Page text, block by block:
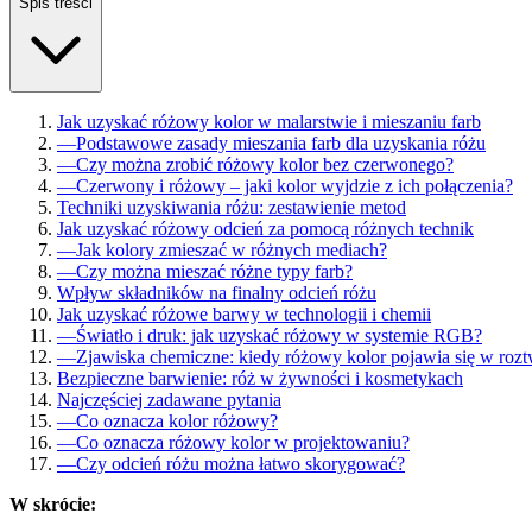
Jak uzyskać różowy kolor w malarstwie i mieszaniu farb
—Podstawowe zasady mieszania farb dla uzyskania różu
—Czy można zrobić różowy kolor bez czerwonego?
—Czerwony i różowy – jaki kolor wyjdzie z ich połączenia?
Techniki uzyskiwania różu: zestawienie metod
Jak uzyskać różowy odcień za pomocą różnych technik
—Jak kolory zmieszać w różnych mediach?
—Czy można mieszać różne typy farb?
Wpływ składników na finalny odcień różu
Jak uzyskać różowe barwy w technologii i chemii
—Światło i druk: jak uzyskać różowy w systemie RGB?
—Zjawiska chemiczne: kiedy różowy kolor pojawia się w
Bezpieczne barwienie: róż w żywności i kosmetykach
Najczęściej zadawane pytania
—Co oznacza kolor różowy?
—Co oznacza różowy kolor w projektowaniu?
—Czy odcień różu można łatwo skorygować?
W skrócie: